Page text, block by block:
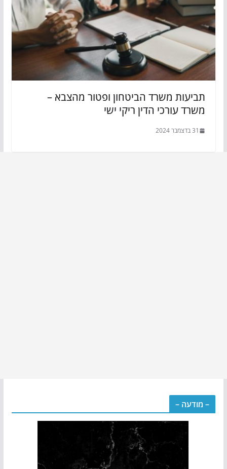
תביעות משרד הביטחון ופטור מהצבא –
משרד עורכי הדין ריקי ישי
31 בדצמבר 2024
– מודעה –